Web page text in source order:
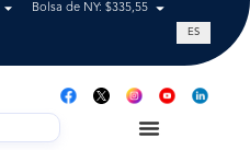
Bolsa de NY: $335,55 Tasa de
ES